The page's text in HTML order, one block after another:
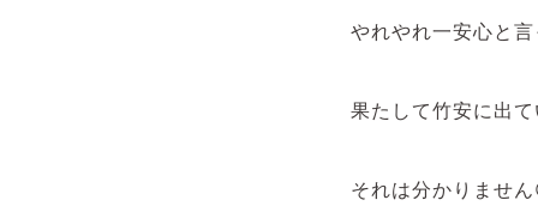
やれやれ一安心と
果たして竹安に出
それは分かりませ